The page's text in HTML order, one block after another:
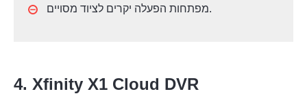
מפתחות הפעלה יקרים לציוד מסויים.
4. Xfinity X1 Cloud DVR